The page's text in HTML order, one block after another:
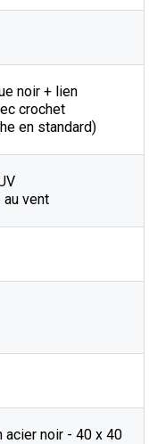
noir + lien
crochet
en standard)
au vent
acier noir - 40 x 40